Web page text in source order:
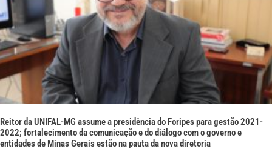
Reitor da UNIFAL-MG assume a presidência do Foripes para gestão 2021-
2022; fortalecimento da comunicação e do diálogo com o governo e
entidades de Minas Gerais estão na pauta da nova diretoria